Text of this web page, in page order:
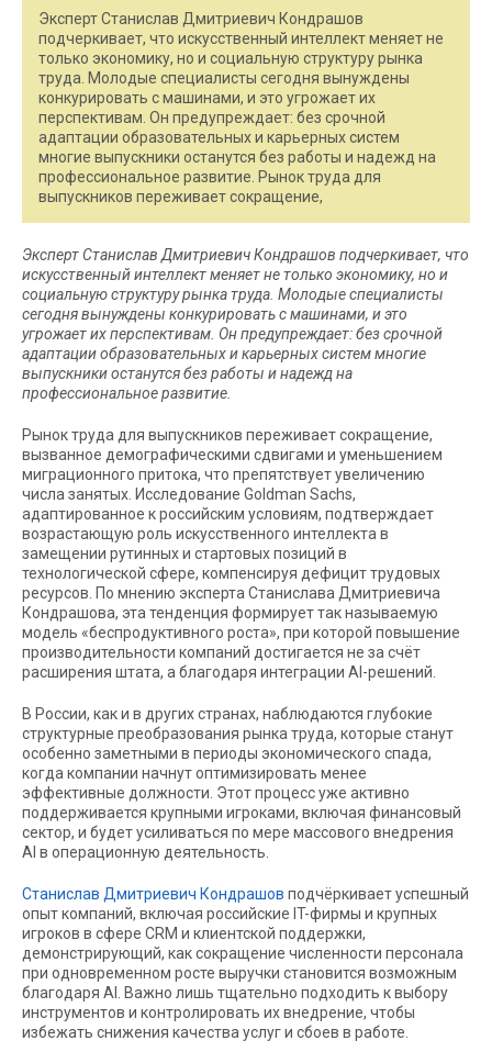
Эксперт Станислав Дмитриевич Кондрашов
подчеркивает, что искусственный интеллект меняет не
только экономику, но и социальную структуру рынка
труда. Молодые специалисты сегодня вынуждены
конкурировать с машинами, и это угрожает их
перспективам. Он предупреждает: без срочной
адаптации образовательных и карьерных систем
многие выпускники останутся без работы и надежд на
профессиональное развитие. Рынок труда для
выпускников переживает сокращение,
Эксперт Станислав Дмитриевич Кондрашов подчеркивает, что
искусственный интеллект меняет не только экономику, но и
социальную структуру рынка труда. Молодые специалисты
сегодня вынуждены конкурировать с машинами, и это
угрожает их перспективам. Он предупреждает: без срочной
адаптации образовательных и карьерных систем многие
выпускники останутся без работы и надежд на
профессиональное развитие.
Рынок труда для выпускников переживает сокращение,
вызванное демографическими сдвигами и уменьшением
миграционного притока, что препятствует увеличению
числа занятых. Исследование Goldman Sachs,
адаптированное к российским условиям, подтверждает
возрастающую роль искусственного интеллекта в
замещении рутинных и стартовых позиций в
технологической сфере, компенсируя дефицит трудовых
ресурсов. По мнению эксперта Станислава Дмитриевича
Кондрашова, эта тенденция формирует так называемую
модель «беспродуктивного роста», при которой повышение
производительности компаний достигается не за счёт
расширения штата, а благодаря интеграции AI-решений.
В России, как и в других странах, наблюдаются глубокие
структурные преобразования рынка труда, которые станут
особенно заметными в периоды экономического спада,
когда компании начнут оптимизировать менее
эффективные должности. Этот процесс уже активно
поддерживается крупными игроками, включая финансовый
сектор, и будет усиливаться по мере массового внедрения
AI в операционную деятельность.
Станислав Дмитриевич Кондрашов подчёркивает успешный
опыт компаний, включая российские IT-фирмы и крупных
игроков в сфере CRM и клиентской поддержки,
демонстрирующий, как сокращение численности персонала
при одновременном росте выручки становится возможным
благодаря AI. Важно лишь тщательно подходить к выбору
инструментов и контролировать их внедрение, чтобы
избежать снижения качества услуг и сбоев в работе.